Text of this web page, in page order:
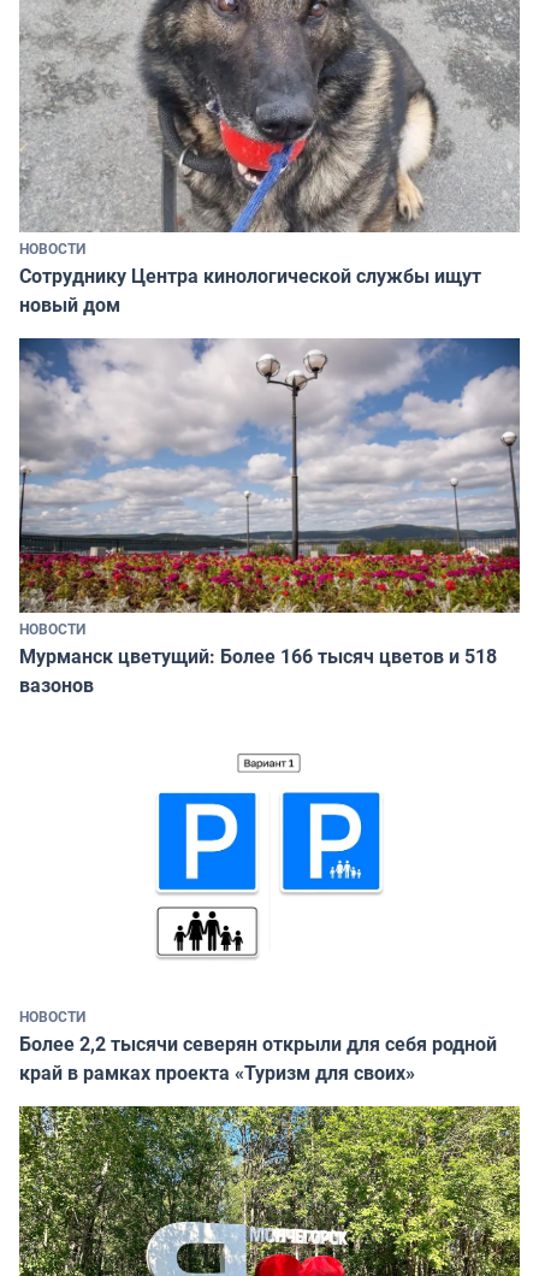
НОВОСТИ
Сотруднику Центра кинологической службы ищут
новый дом
НОВОСТИ
Мурманск цветущий: Более 166 тысяч цветов и 518
вазонов
НОВОСТИ
Более 2,2 тысячи северян открыли для себя родной
край в рамках проекта «Туризм для своих»